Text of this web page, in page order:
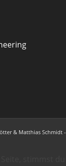
& Matthias Schmidt -